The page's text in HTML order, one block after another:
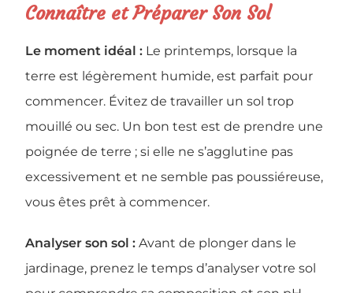
Connaître et Préparer Son Sol
Le moment idéal : Le printemps, lorsque la
terre est légèrement humide, est parfait pour
commencer. Évitez de travailler un sol trop
mouillé ou sec. Un bon test est de prendre une
poignée de terre ; si elle ne s’agglutine pas
excessivement et ne semble pas poussiéreuse,
vous êtes prêt à commencer.
Analyser son sol : Avant de plonger dans le
jardinage, prenez le temps d’analyser votre sol